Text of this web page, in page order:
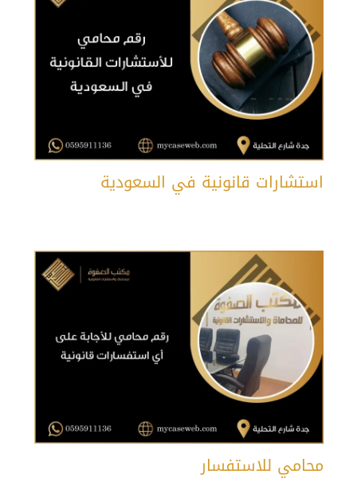
استشارات قانونية في السعودية
محامي للاستفسار